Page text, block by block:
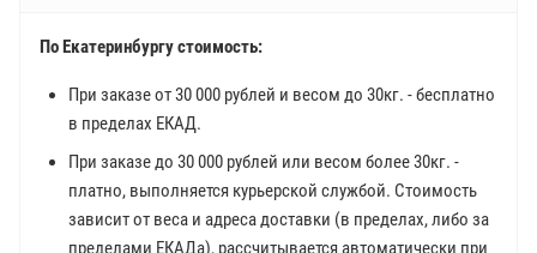
По Екатеринбургу стоимость:
При заказе от 30 000 рублей и весом до 30кг. - бесплатно
в пределах ЕКАД.
При заказе до 30 000 рублей или весом более 30кг. -
платно, выполняется курьерской службой. Стоимость
зависит от веса и адреса доставки (в пределах, либо за
пределами ЕКАДа), рассчитывается автоматически при